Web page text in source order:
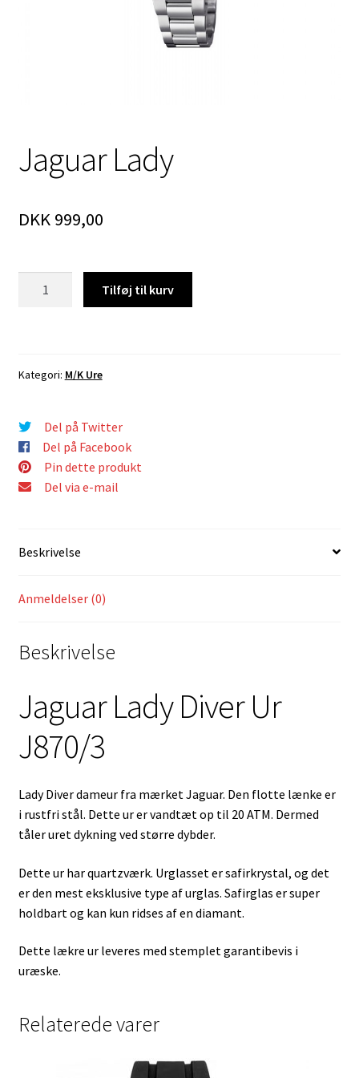
Jaguar Lady
DKK999,00
Tilføj til kurv
Kategori: M/K Ure
Del på Twitter
Del på Facebook
Pin dette produkt
Del via e-mail
Beskrivelse
Anmeldelser (0)
Beskrivelse
Jaguar Lady Diver Ur
J870/3
Lady Diver dameur fra mærket Jaguar. Den flotte lænke er
i rustfri stål. Dette ur er vandtæt op til 20 ATM. Dermed
tåler uret dykning ved større dybder.
Dette ur har quartzværk. Urglasset er safirkrystal, og det
er den mest eksklusive type af urglas. Safirglas er super
holdbart og kan kun ridses af en diamant.
Dette lækre ur leveres med stemplet garantibevis i
uræske.
Relaterede varer